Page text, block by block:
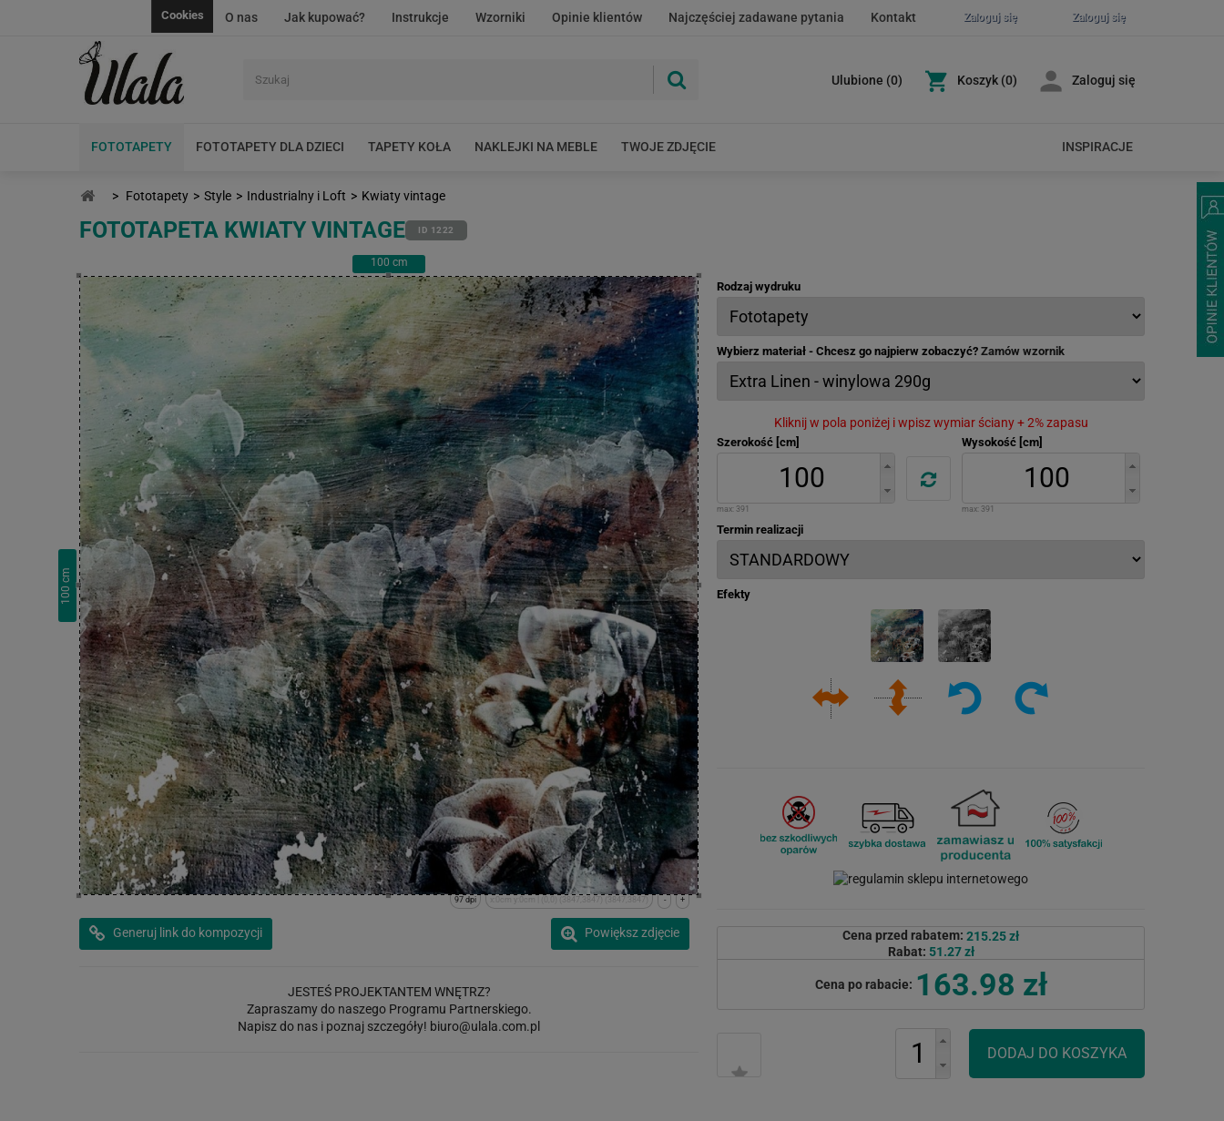
Zaloguj się
Zaloguj się
O nas Jak kupować? Instrukcje Wzorniki Opinie klientów Najczęściej zadawane pytania Kontakt
Cookies
Ulubione (0) Koszyk (0) Zaloguj się
FOTOTAPETY FOTOTAPETY DLA DZIECI TAPETY KOŁA NAKLEJKI NA MEBLE TWOJE ZDJĘCIE INSPIRACJE
> Fototapety > Style > Industrialny i Loft > Kwiaty vintage
FOTOTAPETA KWIATY VINTAGE ID 1222
100 cm
100
cm
+
-
x:0cm y:0cm | (0,0) (3847,3847) (3847,3847)
97 dpi
Powiększ zdjęcie
Generuj link do kompozycji
JESTEŚ PROJEKTANTEM WNĘTRZ?
Zapraszamy do naszego Programu Partnerskiego.
Napisz do nas i poznaj szczegóły! biuro@ulala.com.pl
Rodzaj wydruku
Wybierz materiał - Chcesz go najpierw zobaczyć? Zamów wzornik
Kliknij w pola poniżej i wpisz wymiar ściany + 2% zapasu
Szerokość [cm]
max: 391
Wysokość [cm]
max: 391
Termin realizacji
Efekty
Cena przed rabatem: 215.25 zł
Rabat: 51.27 zł
Cena po rabacie: 163.98 zł